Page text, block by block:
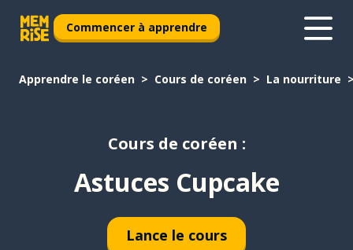
Commencer à apprendre
Apprendre le coréen Cours de coréen La nourriture
Cours de coréen :
Astuces Cupcake
Lance le cours